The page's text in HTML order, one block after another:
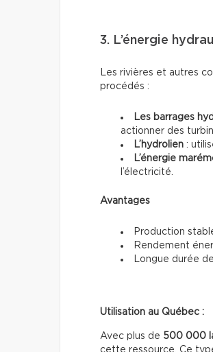
3. L’énergie
Les rivières et autres
procédés :
Les barrages
actionner des
L’hydrolien :
L’énergie
l’électricité.
Avantages
Production
Rendement
Longue durée
Utilisation au Québec :
Avec plus de 500 000
cette ressource. Ce